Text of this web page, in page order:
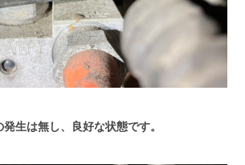
生は無し、良好な状態です。